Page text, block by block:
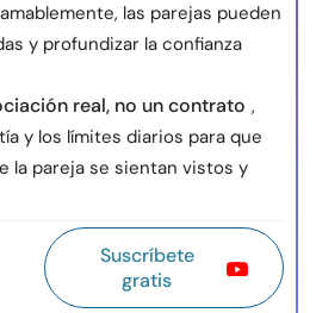
las parejas pueden
y profundizar la confianza
real, no un contrato ,
y los límites diarios para que
la pareja se sientan vistos y
Suscríbete
gratis